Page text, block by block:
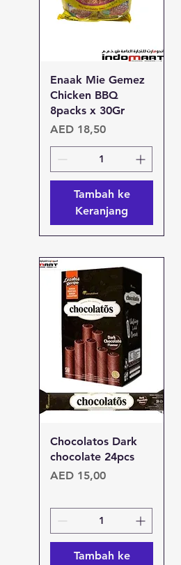
Tampilan Cepat
Enaak Mie Gemez
Chicken BBQ
8packs x 30Gr
Harga
AED 18,50
Tambah ke
Keranjang
Tampilan Cepat
Chocolatos Dark
chocolate 24pcs
Harga
AED 15,00
Tambah ke